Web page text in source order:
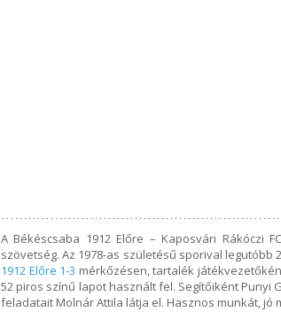
A Békéscsaba 1912 Előre – Kaposvári Rákóczi
szövetség. Az 1978-as születésű sporival legutóbb
1912 Előre 1-3 mérkőzésen, tartalék
52 piros színű lapot használt fel. Segítőiként Punyi
feladatait Molnár Attila látja el. Hasznos munkát, jó